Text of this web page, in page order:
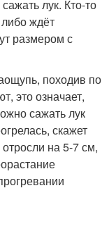
лук. Кто-то
ждёт
размером с
походив по
это означает,
сажать лук
скажет
на 5-7 см,